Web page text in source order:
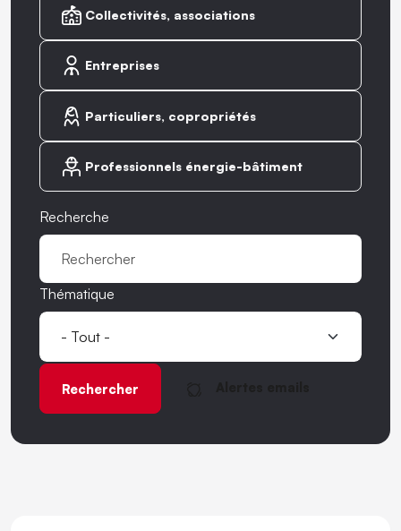
Collectivités, associations
Entreprises
Particuliers, copropriétés
Professionnels énergie-bâtiment
Recherche
Thématique